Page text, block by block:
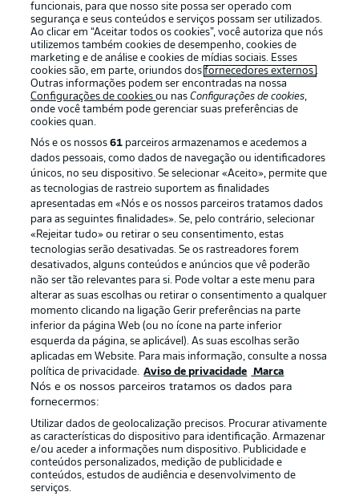
Oferecido por
Publicidade Avisos legais
Gerir preferências Aviso de privacidade
Emissoras
Trabalhe conosco Marca
Contato Jogadores
funcionais, para que nosso site possa ser operado com
segurança e seus conteúdos e serviços possam ser utilizados.
Ao clicar em “Aceitar todos os cookies”, você autoriza que nós
utilizemos também cookies de desempenho, cookies de
marketing e de análise e cookies de mídias sociais. Esses
cookies são, em parte, oriundos dosfornecedores externos .
Outras informações podem ser encontradas na nossa
Configurações de cookiesou nasConfigurações de cookies,
onde você também pode gerenciar suas preferências de
cookies quan.
Nós e os nossos61 parceiros armazenamos e acedemos a
dados pessoais, como dados de navegação ou identificadores
únicos, no seu dispositivo. Se selecionar «Aceito», permite que
as tecnologias de rastreio suportem as finalidades
apresentadas em «Nós e os nossos parceiros tratamos dados
para as seguintes finalidades». Se, pelo contrário, selecionar
«Rejeitar tudo» ou retirar o seu consentimento, estas
tecnologias serão desativadas. Se os rastreadores forem
desativados, alguns conteúdos e anúncios que vê poderão
não ser tão relevantes para si. Pode voltar a este menu para
alterar as suas escolhas ou retirar o consentimento a qualquer
momento clicando na ligação Gerir preferências na parte
inferior da página Web (ou no ícone na parte inferior
esquerda da página, se aplicável). As suas escolhas serão
aplicadas em Website. Para mais informação, consulte a nossa
política de privacidade. Aviso de privacidade Marca
Nós e os nossos parceiros tratamos os dados para
fornecermos:
Utilizar dados de geolocalização precisos. Procurar ativamente
as características do dispositivo para identificação. Armazenar
e/ou aceder a informações num dispositivo. Publicidade e
conteúdos personalizados, medição de publicidade e
conteúdos, estudos de audiência e desenvolvimento de
serviços.